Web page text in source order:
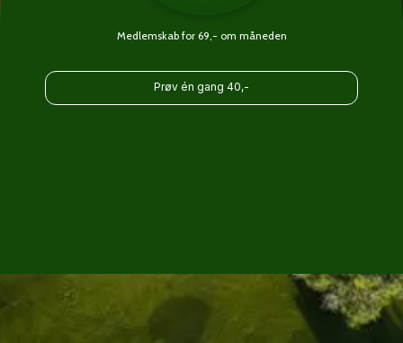
Medlemskab for 69,- om måneden
Prøv én gang 40,-